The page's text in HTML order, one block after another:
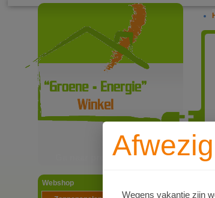
Ga naar productinformatie
Webshop
Wegens vakantie zijn